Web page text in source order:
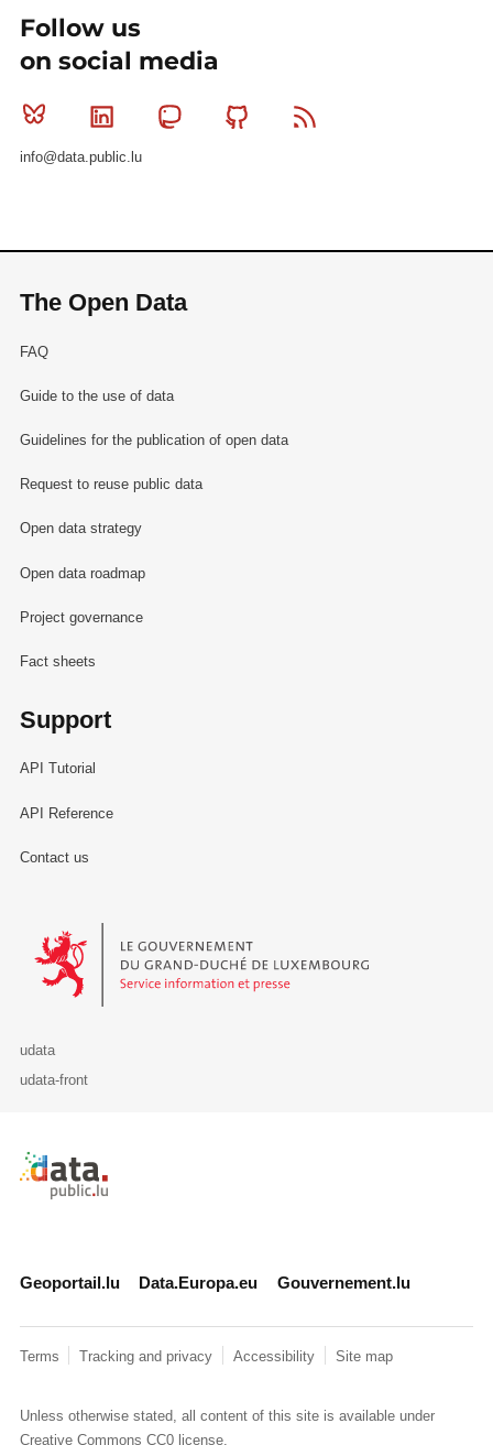
Follow us
on social media
Bluesky Linkedin MastodonGithub
info@data.public.lu
The Open Data
FAQ
Guide to the use of data
Guidelines for the publication of open data
Request to reuse public data
Open data strategy
Open data roadmap
Project governance
Fact sheets
Support
API Tutorial
API Reference
Contact us
Le Gouvernement du Grand-Duché de Luxembourg - Service
udata
udata-front
Retour à l'accueil de data.public.lu
Geoportail.lu Data.Europa.eu Gouvernement.lu
Terms Tracking and privacy Accessibility Site map
Unless otherwise stated, all content of this site is available under
Creative Commons CC0license.